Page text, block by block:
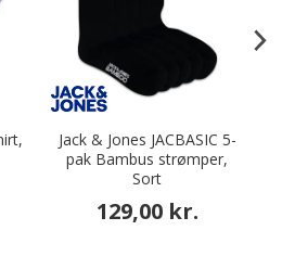
Jack & Jones JACBASIC 5-
pak Bambus strømper,
Sort
129,00 kr.